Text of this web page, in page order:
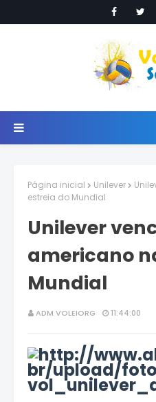
Página inicial Unilever
estreia do Mundial
Unilever
americano
Mundial
ADM VOLEIORG 11:44:00